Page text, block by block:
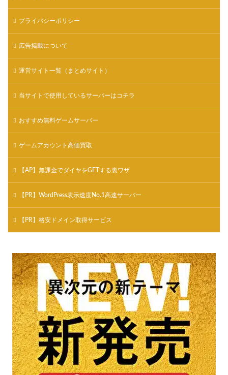
プライバシーポリシー
広告掲載について
運営サイト一覧（まとめサイト）
当サイトで使用しているサーバーはコチラ
おすすめ無料ゲームサーバー
ゲームアカウント高価買取
【AP】無課金でダイヤをGETする裏ワザ
【PR】WordPress表示速度No.1高速サーバー
【PR】格安ドメイン取得サービス